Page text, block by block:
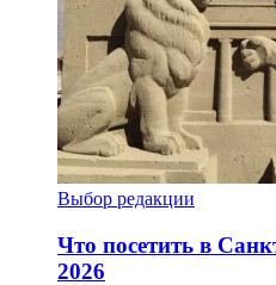
Выбор редакции
Что посетить в
2026